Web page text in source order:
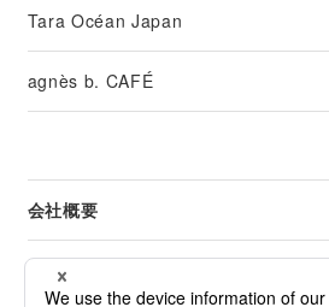
Tara Océan Japan
agnès b. CAFÉ
会社概要
リーガル